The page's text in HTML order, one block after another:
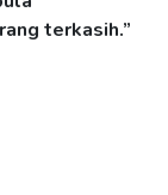
terkasih.”